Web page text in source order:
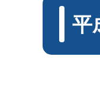
平